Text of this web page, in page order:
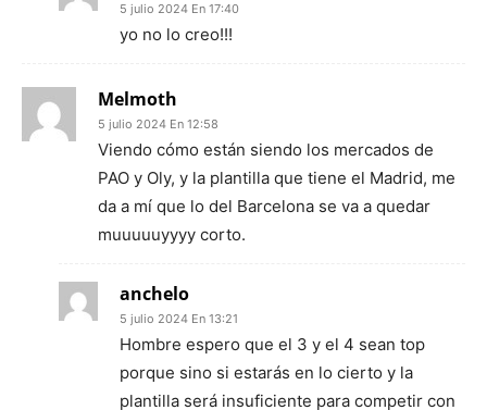
5 julio 2024 En 17:40
yo no lo creo!!!
Melmoth
5 julio 2024 En 12:58
Viendo cómo están siendo los mercados de
PAO y Oly, y la plantilla que tiene el Madrid, me
da a mí que lo del Barcelona se va a quedar
muuuuuyyyy corto.
anchelo
5 julio 2024 En 13:21
Hombre espero que el 3 y el 4 sean top
porque sino si estarás en lo cierto y la
plantilla será insuficiente para competir con